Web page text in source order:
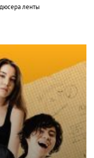
ленты